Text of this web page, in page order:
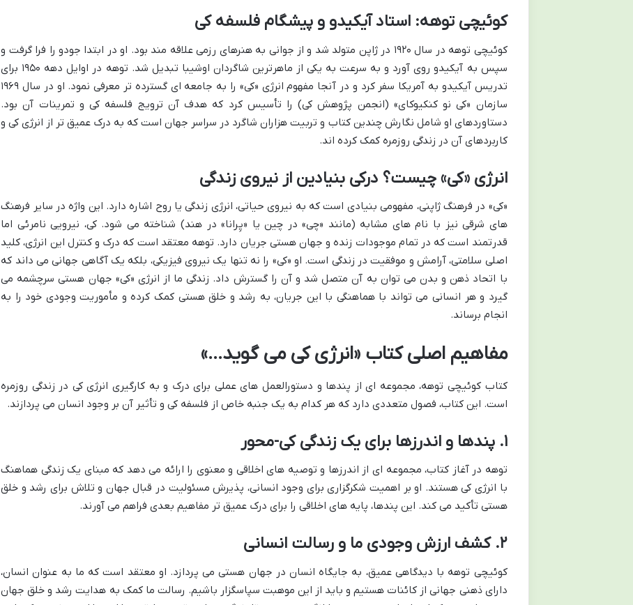
کوئیچی توهه: استاد آیکیدو و پیشگام فلسفه کی
کوئیچی توهه در سال ۱۹۲۰ در ژاپن متولد شد و از جوانی به هنرهای رزمی علاقه مند بود. او در ابتدا جودو را فرا گرفت و
سپس به آیکیدو روی آورد و به سرعت به یکی از ماهرترین شاگردان اوشیبا تبدیل شد. توهه در اوایل دهه ۱۹۵۰ برای
تدریس آیکیدو به آمریکا سفر کرد و در آنجا مفهوم انرژی «کی» را به جامعه ای گسترده تر معرفی نمود. او در سال ۱۹۶۹
سازمان «کی نو کنکیوکای» (انجمن پژوهش کی) را تأسیس کرد که هدف آن ترویج فلسفه کی و تمرینات آن بود.
دستاوردهای او شامل نگارش چندین کتاب و تربیت هزاران شاگرد در سراسر جهان است که به درک عمیق تر از انرژی کی و
کاربردهای آن در زندگی روزمره کمک کرده اند.
انرژی «کی» چیست؟ درکی بنیادین از نیروی زندگی
«کی» در فرهنگ ژاپنی، مفهومی بنیادی است که به نیروی حیاتی، انرژی زندگی یا روح اشاره دارد. این واژه در سایر فرهنگ
های شرقی نیز با نام های مشابه (مانند «چی» در چین یا «پِرانا» در هند) شناخته می شود. کی، نیرویی نامرئی اما
قدرتمند است که در تمام موجودات زنده و جهان هستی جریان دارد. توهه معتقد است که درک و کنترل این انرژی، کلید
اصلی سلامتی، آرامش و موفقیت در زندگی است. او «کی» را نه تنها یک نیروی فیزیکی، بلکه یک آگاهی جهانی می داند که
با اتحاد ذهن و بدن می توان به آن متصل شد و آن را گسترش داد. زندگی ما از انرژی «کی» جهان هستی سرچشمه می
گیرد و هر انسانی می تواند با هماهنگی با این جریان، به رشد و خلق هستی کمک کرده و مأموریت وجودی خود را به
انجام برساند.
مفاهیم اصلی کتاب «انرژی کی می گوید…»
کتاب کوئیچی توهه، مجموعه ای از پندها و دستورالعمل های عملی برای درک و به کارگیری انرژی کی در زندگی روزمره
است. این کتاب، فصول متعددی دارد که هر کدام به یک جنبه خاص از فلسفه کی و تأثیر آن بر وجود انسان می پردازند.
۱. پندها و اندرزها برای یک زندگی کی-محور
توهه در آغاز کتاب، مجموعه ای از اندرزها و توصیه های اخلاقی و معنوی را ارائه می دهد که مبنای یک زندگی هماهنگ
با انرژی کی هستند. او بر اهمیت شکرگزاری برای وجود انسانی، پذیرش مسئولیت در قبال جهان و تلاش برای رشد و خلق
هستی تأکید می کند. این پندها، پایه های اخلاقی را برای درک عمیق تر مفاهیم بعدی فراهم می آورند.
۲. کشف ارزش وجودی ما و رسالت انسانی
کوئیچی توهه با دیدگاهی عمیق، به جایگاه انسان در جهان هستی می پردازد. او معتقد است که ما به عنوان انسان،
دارای ذهنی جهانی از کائنات هستیم و باید از این موهبت سپاسگزار باشیم. رسالت ما کمک به هدایت رشد و خلق جهان